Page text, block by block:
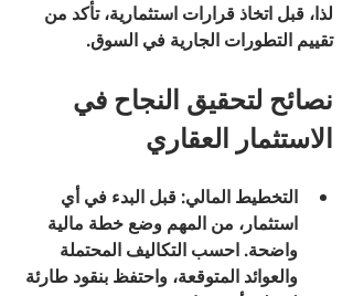
لذا، قبل اتخاذ قرارات استثمارية، تأكد من
تقييم التطورات الجارية في السوق.
نصائح لتحقيق النجاح في
الاستثمار العقاري
التخطيط المالي: قبل البدء في أي
استثمار، من المهم وضع خطة مالية
واضحة. احسب التكاليف المحتملة
والعوائد المتوقعة، واحتفظ بنقود طارئة